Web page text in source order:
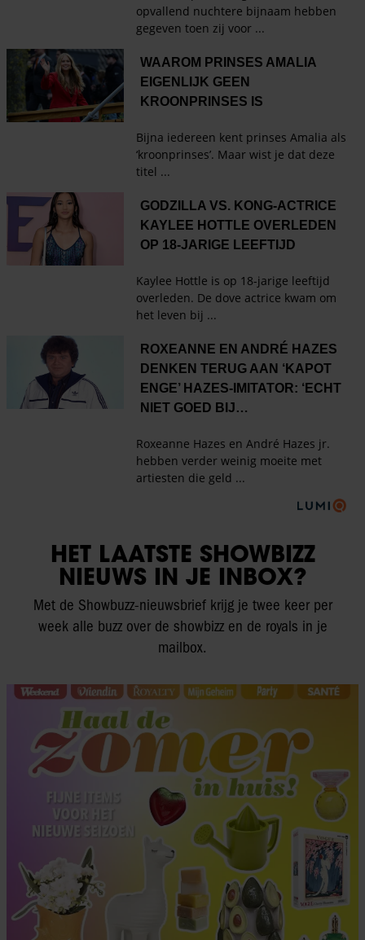
HET LAATSTE SHOWBIZZ
NIEUWS IN JE INBOX?
Met de Showbuzz-nieuwsbrief krijg je twee keer per
week alle buzz over de showbizz en de royals in je
mailbox.